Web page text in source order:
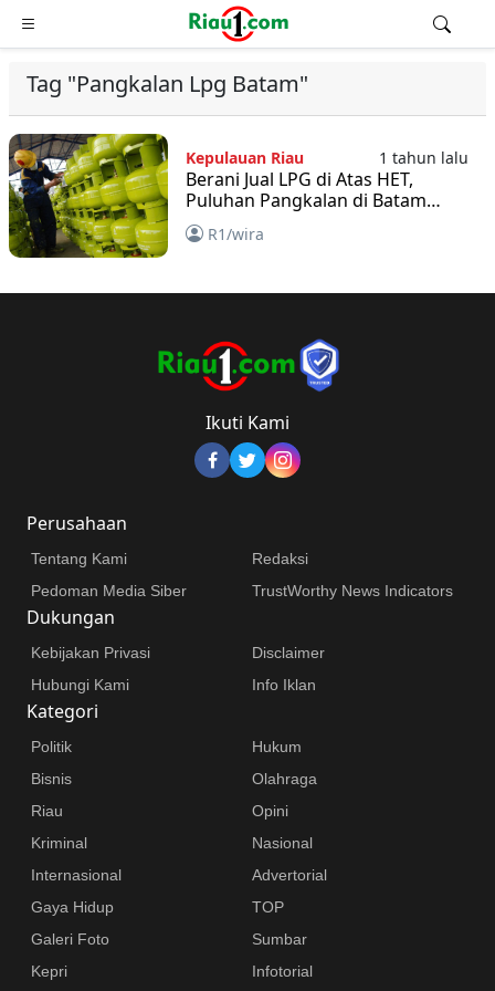
Tag "Pangkalan Lpg Batam"
Kepulauan Riau 1 tahun lalu
Berani Jual LPG di Atas HET,
Puluhan Pangkalan di Batam
Ditutup
R1/wira
Ikuti Kami
Perusahaan
Tentang Kami
Redaksi
Pedoman Media Siber
TrustWorthy News Indicators
Dukungan
Kebijakan Privasi
Disclaimer
Hubungi Kami
Info Iklan
Kategori
Politik
Hukum
Bisnis
Olahraga
Riau
Opini
Kriminal
Nasional
Internasional
Advertorial
Gaya Hidup
TOP
Galeri Foto
Sumbar
Kepri
Infotorial